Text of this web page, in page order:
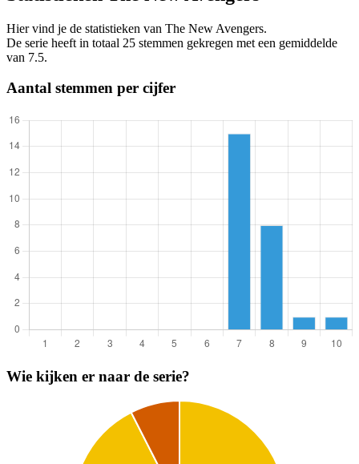
Hier vind je de statistieken van The New Avengers.
De serie heeft in totaal 25 stemmen gekregen met een gemiddelde
van 7.5.
Aantal stemmen per cijfer
Wie kijken er naar de serie?